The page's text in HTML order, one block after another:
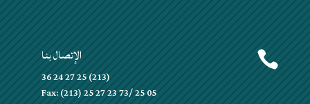
 الإتصال بنا
(213) 25 27 24 36
Fax: (213) 25 27 23 73/ 25 05